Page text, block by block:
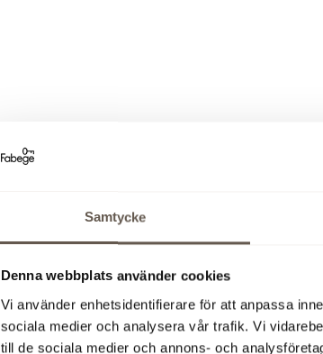
Samtycke
Denna webbplats använder cookies
Vi använder enhetsidentifierare för att anpassa
sociala medier och analysera vår trafik. Vi
till de sociala medier och annons- och
GRI standarder
GRI 207: Skatt